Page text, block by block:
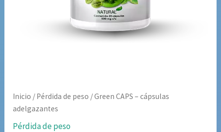
Inicio / Pérdida de peso / Green CAPS – cápsulas
adelgazantes
Pérdida de peso